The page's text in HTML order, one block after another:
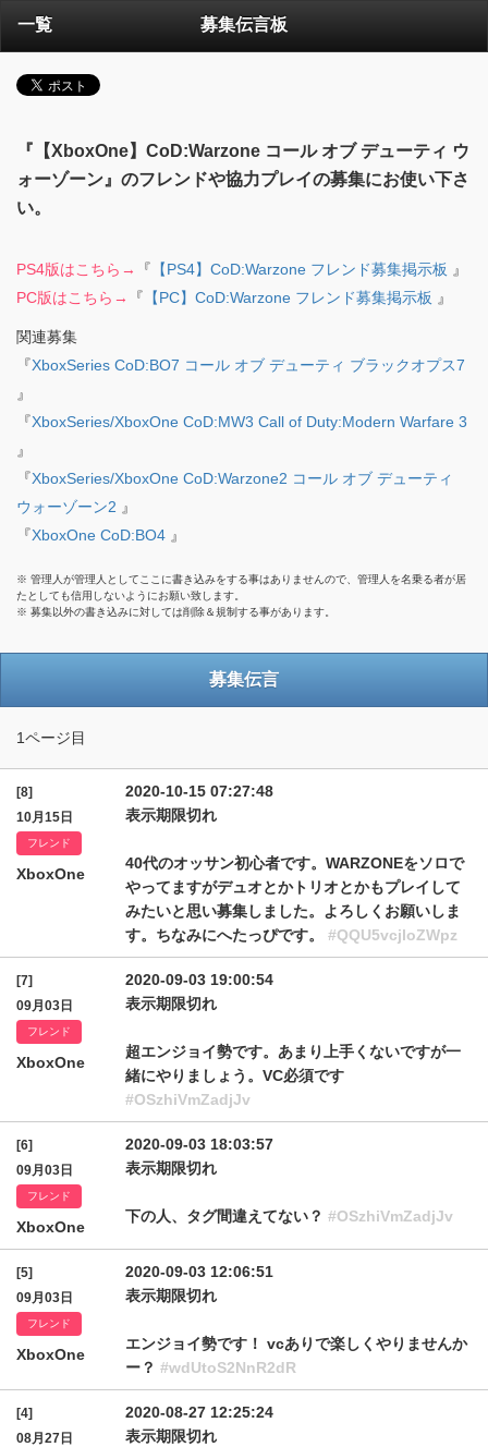
一覧 募集伝言板
『【XboxOne】CoD:Warzone コール オブ デューティ ウ
ォーゾーン』のフレンドや協力プレイの募集にお使い下さ
い。
PS4版はこちら→ 『 【PS4】CoD:Warzone フレンド募集掲示板 』
PC版はこちら→
『 【PC】CoD:Warzone フレンド募集掲示板 』
関連募集
『XboxSeries CoD:BO7 コール オブ デューティ ブラックオプス7
』
『XboxSeries/XboxOne CoD:MW3 Call of Duty:Modern Warfare 3
』
『XboxSeries/XboxOne CoD:Warzone2 コール オブ デューティ
ウォーゾーン2 』
『XboxOne CoD:BO4 』
※ 管理人が管理人としてここに書き込みをする事はありませんので、管理人を名乗る者が居
たとしても信用しないようにお願い致します。
※ 募集以外の書き込みに対しては削除＆規制する事があります。
募集伝言
1ページ目
[8]
10月15日
フレンド
XboxOne
2020-10-15 07:27:48
表示期限切れ
40代のオッサン初心者です。WARZONEをソロで
やってますがデュオとかトリオとかもプレイして
みたいと思い募集しました。よろしくお願いしま
す。ちなみにへたっぴです。 #QQU5vcjloZWpz
[7]
09月03日
フレンド
XboxOne
2020-09-03 19:00:54
表示期限切れ
超エンジョイ勢です。あまり上手くないですが一
緒にやりましょう。VC必須です
#OSzhiVmZadjJv
[6]
09月03日
フレンド
XboxOne
2020-09-03 18:03:57
表示期限切れ
下の人、タグ間違えてない？ #OSzhiVmZadjJv
[5]
09月03日
フレンド
XboxOne
2020-09-03 12:06:51
表示期限切れ
エンジョイ勢です！ vcありで楽しくやりませんか
ー？ #wdUtoS2NnR2dR
[4]
08月27日
2020-08-27 12:25:24
表示期限切れ